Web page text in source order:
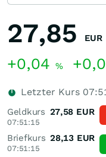
27,85 EUR
+0,04 %
Letzter Kurs
Geldkurs
07:51:15
27,58 EUR
Briefkurs
07:51:15
28,13 EUR